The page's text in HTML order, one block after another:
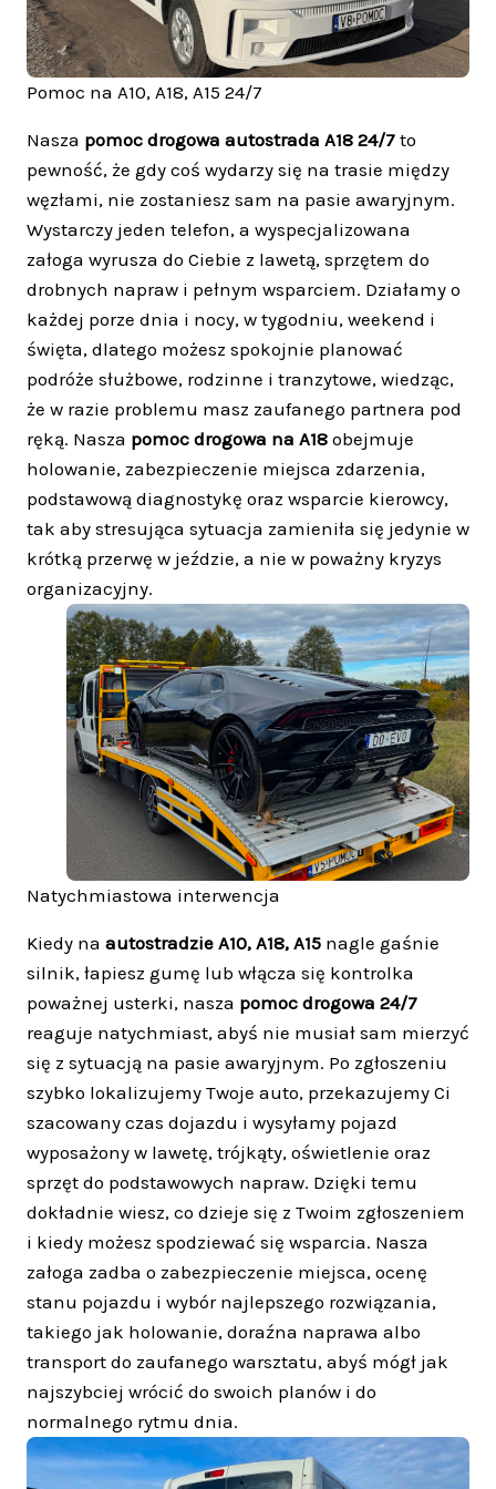
Pomoc na A10, A18, A15 24/7
Nasza pomoc drogowa autostrada A18 24/7 to
pewność, że gdy coś wydarzy się na trasie między
węzłami, nie zostaniesz sam na pasie awaryjnym.
Wystarczy jeden telefon, a wyspecjalizowana
załoga wyrusza do Ciebie z lawetą, sprzętem do
drobnych napraw i pełnym wsparciem. Działamy o
każdej porze dnia i nocy, w tygodniu, weekend i
święta, dlatego możesz spokojnie planować
podróże służbowe, rodzinne i tranzytowe, wiedząc,
że w razie problemu masz zaufanego partnera pod
ręką. Nasza pomoc drogowa na A18 obejmuje
holowanie, zabezpieczenie miejsca zdarzenia,
podstawową diagnostykę oraz wsparcie kierowcy,
tak aby stresująca sytuacja zamieniła się jedynie w
krótką przerwę w jeździe, a nie w poważny kryzys
organizacyjny.
Natychmiastowa interwencja
Kiedy na autostradzie A10, A18, A15 nagle gaśnie
silnik, łapiesz gumę lub włącza się kontrolka
poważnej usterki, nasza pomoc drogowa 24/7
reaguje natychmiast, abyś nie musiał sam mierzyć
się z sytuacją na pasie awaryjnym. Po zgłoszeniu
szybko lokalizujemy Twoje auto, przekazujemy Ci
szacowany czas dojazdu i wysyłamy pojazd
wyposażony w lawetę, trójkąty, oświetlenie oraz
sprzęt do podstawowych napraw. Dzięki temu
dokładnie wiesz, co dzieje się z Twoim zgłoszeniem
i kiedy możesz spodziewać się wsparcia. Nasza
załoga zadba o zabezpieczenie miejsca, ocenę
stanu pojazdu i wybór najlepszego rozwiązania,
takiego jak holowanie, doraźna naprawa albo
transport do zaufanego warsztatu, abyś mógł jak
najszybciej wrócić do swoich planów i do
normalnego rytmu dnia.